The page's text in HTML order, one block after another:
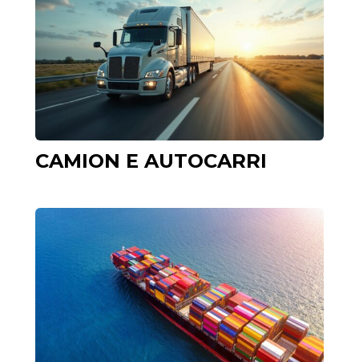
CAMION E AUTOCARRI